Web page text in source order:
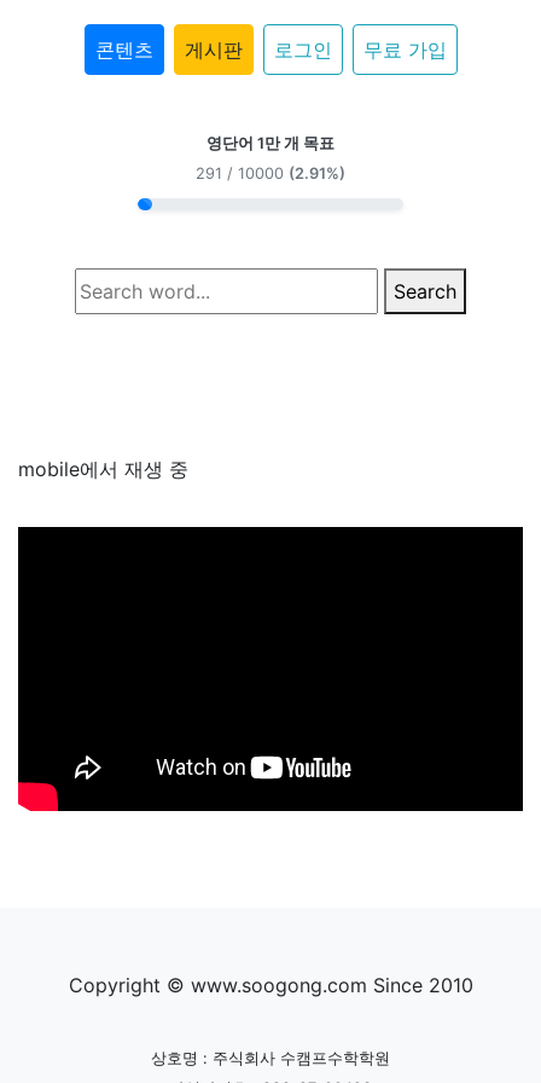
콘텐츠 게시판 로그인 무료 가입
영단어 1만 개 목표
291 / 10000 (2.91%)
Search
mobile에서 재생 중
Copyright © www.soogong.com Since 2010
상호명 : 주식회사 수캠프수학학원